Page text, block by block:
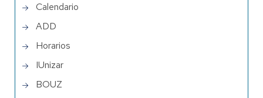
Calendario
ADD
Horarios
IUnizar
BOUZ